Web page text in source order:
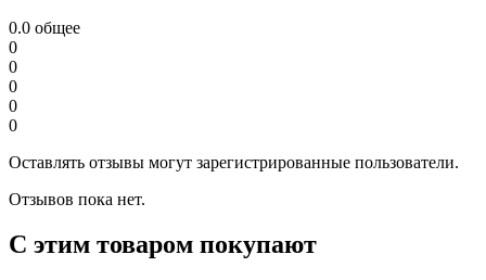
0.0 общее
0
0
0
0
0
Оставлять отзывы могут зарегистрированные пользователи.
Отзывов пока нет.
С этим товаром покупают